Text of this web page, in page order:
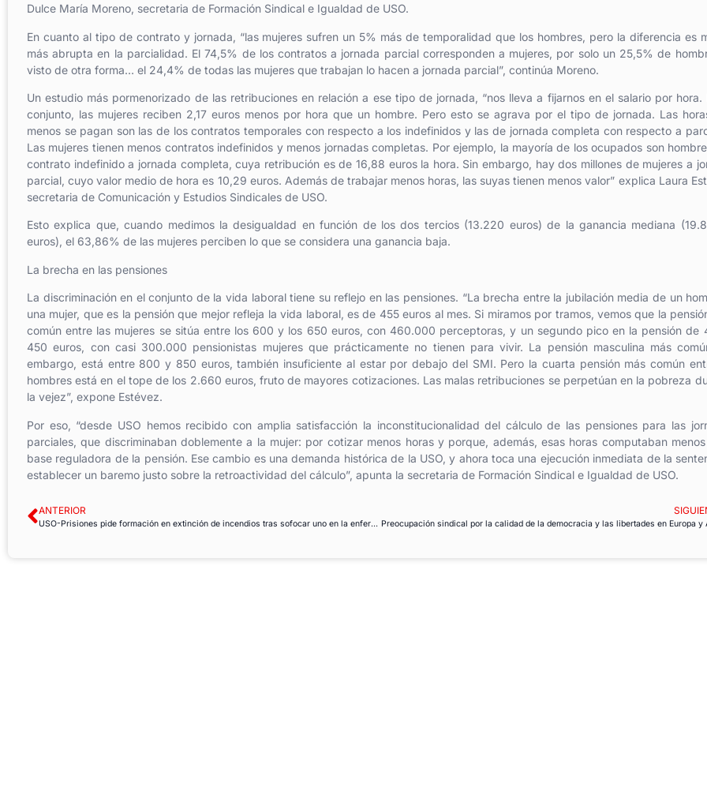
Dulce María Moreno, secretaria de Formación Sindical e Igualdad de USO.
En cuanto al tipo de contrato y jornada, “las mujeres sufren un 5% más de temporalidad que los hombres, pero la diferencia es
más abrupta en la parcialidad. El 74,5% de los contratos a jornada parcial corresponden a mujeres, por solo un 25,5% de
visto de otra forma… el 24,4% de todas las mujeres que trabajan lo hacen a jornada parcial”, continúa Moreno.
Un estudio más pormenorizado de las retribuciones en relación a ese tipo de jornada, “nos lleva a fijarnos en el salario por hora.
conjunto, las mujeres reciben 2,17 euros menos por hora que un hombre. Pero esto se agrava por el tipo de jornada. Las
menos se pagan son las de los contratos temporales con respecto a los indefinidos y las de jornada completa con respecto a
Las mujeres tienen menos contratos indefinidos y menos jornadas completas. Por ejemplo, la mayoría de los ocupados son
contrato indefinido a jornada completa, cuya retribución es de 16,88 euros la hora. Sin embargo, hay dos millones de mujeres a
parcial, cuyo valor medio de hora es 10,29 euros. Además de trabajar menos horas, las suyas tienen menos valor” explica Laura
secretaria de Comunicación y Estudios Sindicales de USO.
Esto explica que, cuando medimos la desigualdad en función de los dos tercios (13.220 euros) de la ganancia mediana
euros), el 63,86% de las mujeres perciben lo que se considera una ganancia baja.
La brecha en las pensiones
La discriminación en el conjunto de la vida laboral tiene su reflejo en las pensiones. “La brecha entre la jubilación media de un
una mujer, que es la pensión que mejor refleja la vida laboral, es de 455 euros al mes. Si miramos por tramos, vemos que la
común entre las mujeres se sitúa entre los 600 y los 650 euros, con 460.000 perceptoras, y un segundo pico en la pensión de
450 euros, con casi 300.000 pensionistas mujeres que prácticamente no tienen para vivir. La pensión masculina más
embargo, está entre 800 y 850 euros, también insuficiente al estar por debajo del SMI. Pero la cuarta pensión más común
hombres está en el tope de los 2.660 euros, fruto de mayores cotizaciones. Las malas retribuciones se perpetúan en la pobreza
la vejez”, expone Estévez.
Por eso, “desde USO hemos recibido con amplia satisfacción la inconstitucionalidad del cálculo de las pensiones para las
parciales, que discriminaban doblemente a la mujer: por cotizar menos horas y porque, además, esas horas computaban
base reguladora de la pensión. Ese cambio es una demanda histórica de la USO, y ahora toca una ejecución inmediata de la
establecer un baremo justo sobre la retroactividad del cálculo”, apunta la secretaria de Formación Sindical e Igualdad de USO.
ANTERIOR
USO-Prisiones pide formación en extinción de incendios tras sofocar uno en la enfermería de Zuera